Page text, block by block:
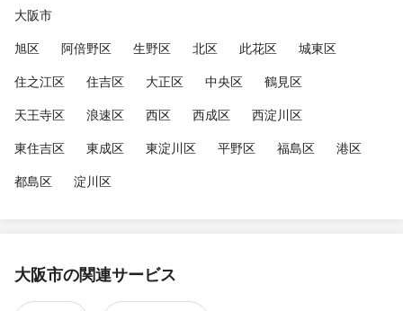
大阪市
旭区
阿倍野区 生野区 北区 此花区
城東区
住之江区
住吉区 大正区 中央区
鶴見区
天王寺区
浪速区 西区 西成区
西淀川区
東住吉区
東成区 東淀川区 平野区 福島区
港区
都島区
淀川区
大阪市の関連サービス